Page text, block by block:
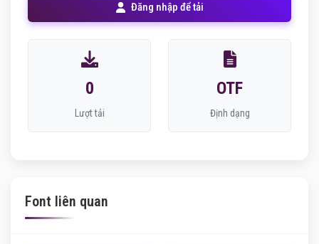
Đăng nhập để tải
0
Lượt tải
OTF
Định dạng
Font liên quan